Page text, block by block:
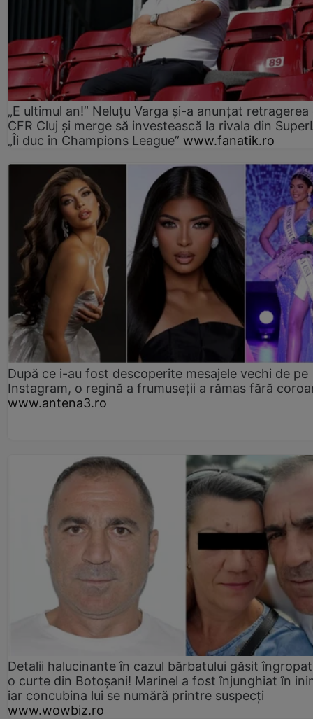
„E ultimul an!” Neluțu Varga și-a anunțat retragerea
CFR Cluj și merge să investească la rivala din
„Îi duc în Champions League” www.fanatik.ro
După ce i-au fost descoperite mesajele vechi de pe
Instagram, o regină a frumuseții a rămas fără
www.antena3.ro
Detalii halucinante în cazul bărbatului găsit
o curte din Botoșani! Marinel a fost înjunghiat în
iar concubina lui se numără printre suspecți
www.wowbiz.ro